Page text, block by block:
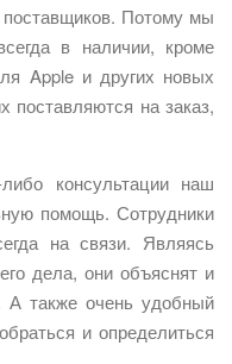
Потому мы
в наличии, кроме
Apple и других новых
поставляются на заказ,
консультации наш
помощь. Сотрудники
на связи. Являясь
дела, они объяснят и
А также очень удобный
и определиться